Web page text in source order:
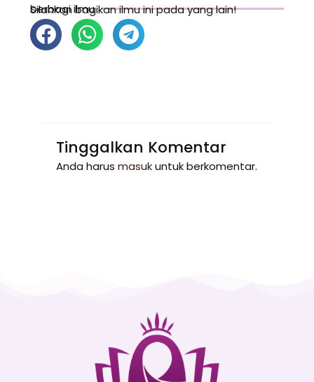
berbagi ilmu
Silahkan bagikan ilmu ini pada yang lain!
Tinggalkan Komentar
Anda harus masukuntuk berkomentar.